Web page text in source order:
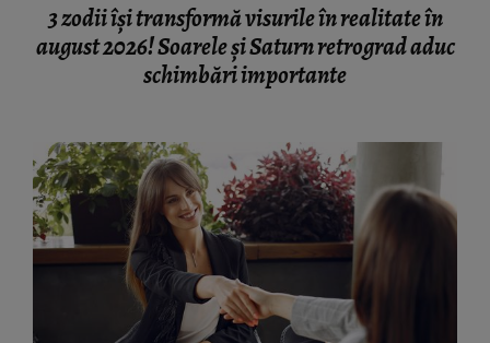
3 zodii își transformă visurile în realitate în
august 2026! Soarele și Saturn retrograd aduc
schimbări importante